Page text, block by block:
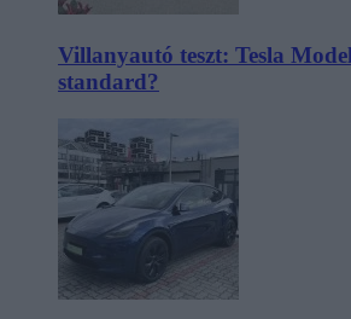
Villanyautó teszt: Tesla
standard?